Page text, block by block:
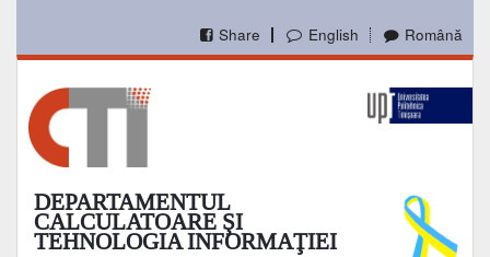
conţinutul
English Română
Share
DEPARTAMENTUL
CALCULATOARE ŞI
TEHNOLOGIA INFORMAŢIEI